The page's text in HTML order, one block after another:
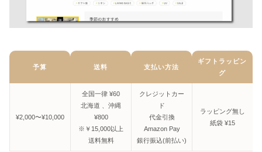
予算 送料 支払い方法
ギフトラッピン
グ
¥2,000〜¥10,000
全国一律 ¥60
北海道 、沖縄
¥800
※￥15,000以上
送料無料
クレジットカー
ド
代金引換
Amazon Pay
銀行振込(前払い)
ラッピング無し
紙袋 ¥15